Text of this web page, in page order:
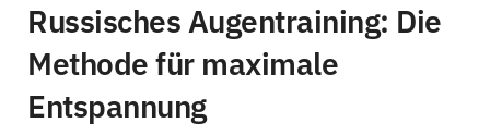
Russisches Augentraining: Die
Methode für maximale
Entspannung